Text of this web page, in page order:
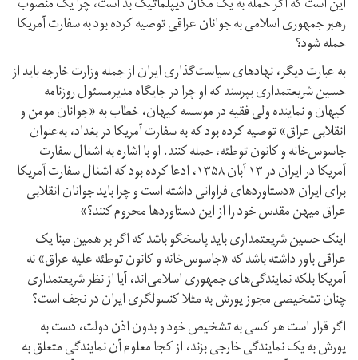
رهبر جمهوری اسلامی به جوانان عراقی توصیه کرده بود به سفارت آمریکا
حمله شود؟
به عبارت دیگر، نهادهای سیاست‌گذاری ایران از جمله وزارت خارجه باید از
حسین شریعتمداری بپرسند که او چرا در جایگاه مدیر‌مسئول روزنامه
کیهان و نماینده ولی فقیه در موسسه کیهان، خطاب به «جوانان مومن و
انقلابی عراق» توصیه کرده بود که به سفارت آمریکا در بغداد، به‌عنوان
جاسوس‌خانه و کانون توطئه، حمله کنند. او با اشاره به اشغال سفارت
آمریکا در ایران در ۱۳ آبان ۱۳۵۸، ادعا کرده بود که اشغال سفارت آمریکا
برای ایران «دستاوردهای فراوانی داشته است و چرا باید جوانان انقلابی
عراق میهن مقدس خود را از این دستاوردها محروم کنند؟»
اینک حسین شریعتمداری باید پاسخگو باشد که اگر بر همین مبنا یک
عراقی باور داشته باشد که «جاسوس‌خانه و کانون توطئه علیه عراق» نه
آمریکا بلکه نمایندگی‌های جمهوری اسلامی‌اند، آیا از نظر شریعتمداری
چنان تشخیصی مجوز یورش به مثلا کنسولگری ایران در نجف است؟
اگر قرار است هر کسی به تشخیص خود و بدون اذن دولت، دست به
یورش به یک نمایندگی خارجی بزند، از کجا معلوم آن نمایندگی متعلق به